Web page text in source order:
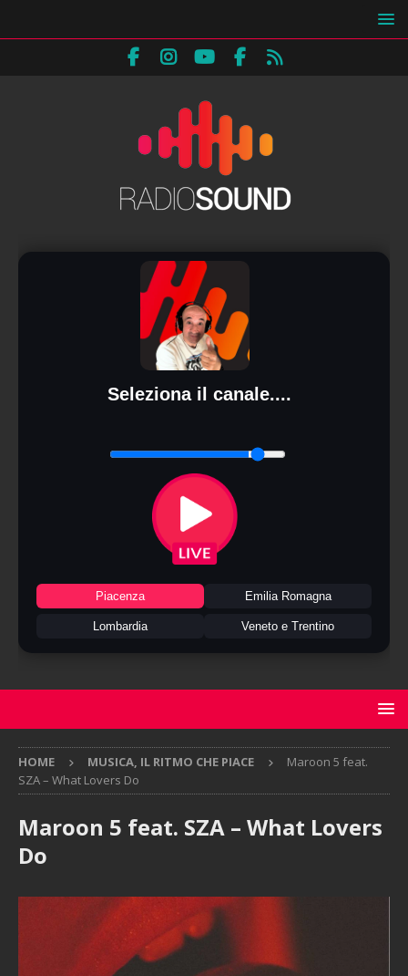
Seleziona il canale....
Piacenza Emilia Romagna
Lombardia Veneto e Trentino
HOME MUSICA, IL RITMO CHE PIACE
Maroon 5 feat.
SZA – What Lovers Do
Maroon 5 feat. SZA – What Lovers
Do